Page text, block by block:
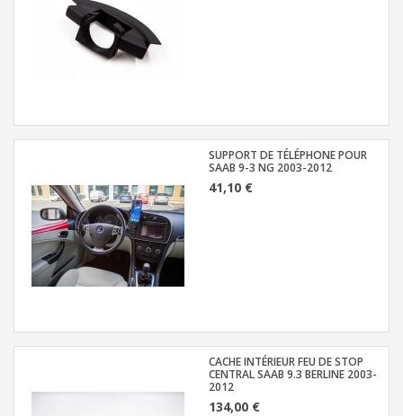
SUPPORT DE TÉLÉPHONE POUR
SAAB 9-3 NG 2003-2012
41,10 €
CACHE INTÉRIEUR FEU DE STOP
CENTRAL SAAB 9.3 BERLINE 2003-
2012
134,00 €